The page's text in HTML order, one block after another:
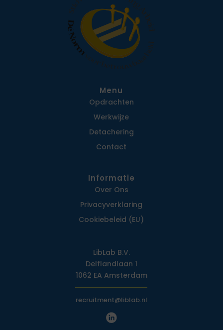
Menu
Opdrachten
Werkwijze
Detachering
Contact
Informatie
Over Ons
Privacy­verklaring
Cookiebeleid (EU)
LibLab B.V.
Delflandlaan 1
1062 EA Amsterdam
recruitment@liblab.nl